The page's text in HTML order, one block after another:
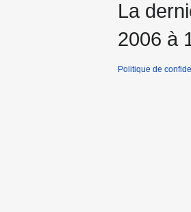
La
2006 à
Politique de